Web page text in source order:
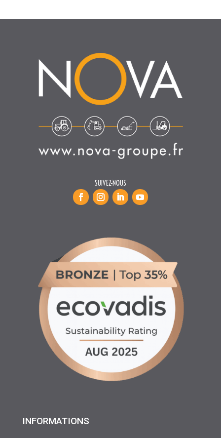
SUIVEZ-NOUS
INFORMATIONS